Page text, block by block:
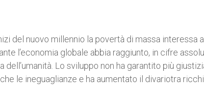
del nuovo millennio la povertà di massa interessa
l’economia globale abbia raggiunto, in cifre
Lo sviluppo non ha garantito più
le ineguaglianze e ha aumentato il divariotra